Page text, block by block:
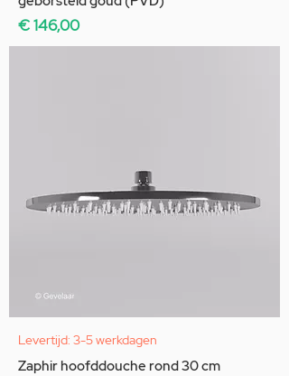
Prijs
€ 146,00
Levertijd: 3-5 werkdagen
Zaphir hoofddouche rond 30 cm